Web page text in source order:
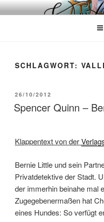
Zum
InhaltVon Büchern erzählen
SCHLAGWORT:
VERÖFFENTLICHT
AM
26/10/2012
Spencer Quinn –
Klappentext von der
Bernie Little und sein
Privatdetektive der Stadt.
der immerhin beinahe mal
Zugegebenermaßen hat
eines Hundes: So verfügt